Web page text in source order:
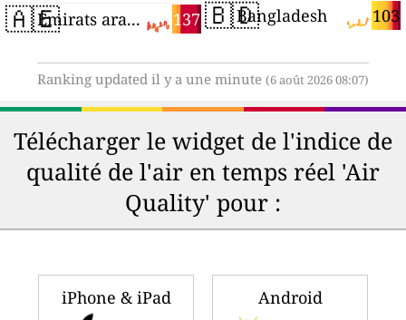
🇦🇪 137
Émirats arabes unis 🇧🇩 103
Bangladesh
Ranking updated il y a une minute (6 août 2026 08:07)
Télécharger le widget de l'indice de
qualité de l'air en temps réel 'Air
Quality' pour :
iPhone & iPad Android